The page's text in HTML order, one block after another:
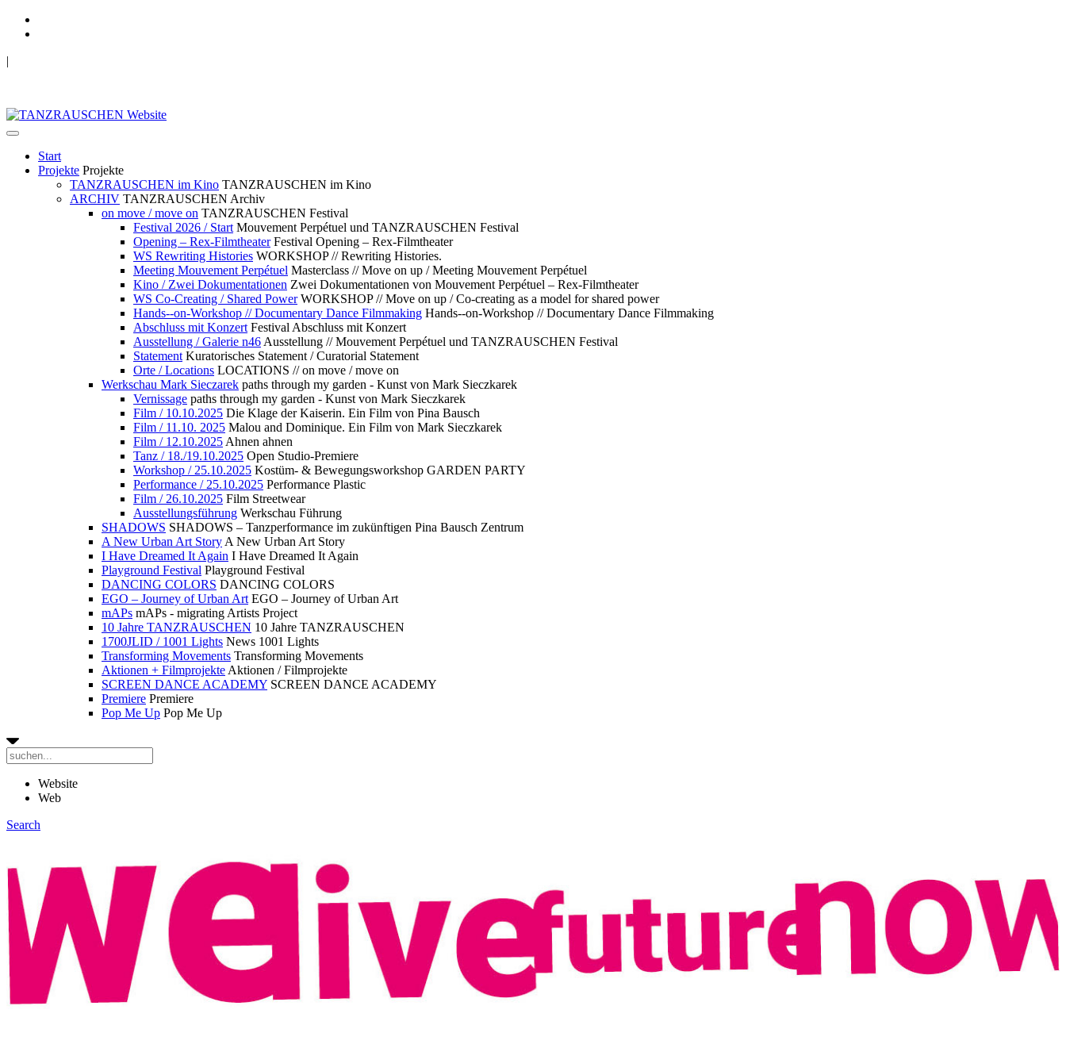
|
Start
Projekte Projekte
TANZRAUSCHEN im Kino TANZRAUSCHEN im Kino
ARCHIV TANZRAUSCHEN Archiv
on move / move on TANZRAUSCHEN Festival
Festival 2026 / Start Mouvement Perpétuel und TANZRAUSCHEN Festival
Opening – Rex-Filmtheater Festival Opening – Rex-Filmtheater
WS Rewriting Histories WORKSHOP // Rewriting Histories.
Meeting Mouvement Perpétuel Masterclass // Move on up / Meeting Mouvement Perpétuel
Kino / Zwei Dokumentationen Zwei Dokumentationen von Mouvement Perpétuel – Rex-Filmtheater
WS Co-Creating / Shared Power WORKSHOP // Move on up / Co-creating as a model for shared power
Hands--on-Workshop // Documentary Dance Filmmaking Hands--on-Workshop // Documentary Dance Filmmaking
Abschluss mit Konzert Festival Abschluss mit Konzert
Ausstellung / Galerie n46 Ausstellung // Mouvement Perpétuel und TANZRAUSCHEN Festival
Statement Kuratorisches Statement / Curatorial Statement
Orte / Locations LOCATIONS // on move / move on
Werkschau Mark Sieczarek paths through my garden - Kunst von Mark Sieczkarek
Vernissage paths through my garden - Kunst von Mark Sieczkarek
Film / 10.10.2025 Die Klage der Kaiserin. Ein Film von Pina Bausch
Film / 11.10. 2025 Malou and Dominique. Ein Film von Mark Sieczkarek
Film / 12.10.2025 Ahnen ahnen
Tanz / 18./19.10.2025 Open Studio-Premiere
Workshop / 25.10.2025 Kostüm- & Bewegungsworkshop GARDEN PARTY
Performance / 25.10.2025 Performance Plastic
Film / 26.10.2025 Film Streetwear
Ausstellungsführung Werkschau Führung
SHADOWS SHADOWS – Tanzperformance im zukünftigen Pina Bausch Zentrum
A New Urban Art Story A New Urban Art Story
I Have Dreamed It Again I Have Dreamed It Again
Playground Festival Playground Festival
DANCING COLORS DANCING COLORS
EGO – Journey of Urban Art EGO – Journey of Urban Art
mAPs mAPs - migrating Artists Project
10 Jahre TANZRAUSCHEN 10 Jahre TANZRAUSCHEN
1700JLID / 1001 Lights News 1001 Lights
Transforming Movements Transforming Movements
Aktionen + Filmprojekte Aktionen / Filmprojekte
SCREEN DANCE ACADEMY SCREEN DANCE ACADEMY
Premiere Premiere
Pop Me Up Pop Me Up
Website
Web
Search